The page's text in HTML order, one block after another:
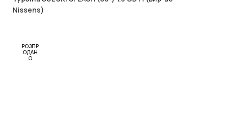
Nissens)
РОЗПР
ОДАН
О